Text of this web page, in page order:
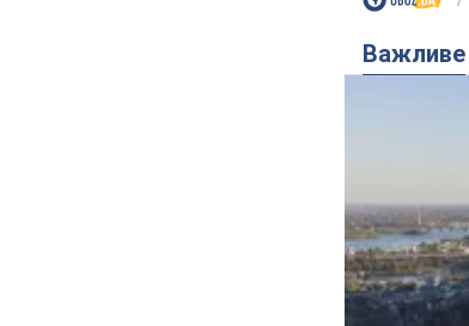
Важливе